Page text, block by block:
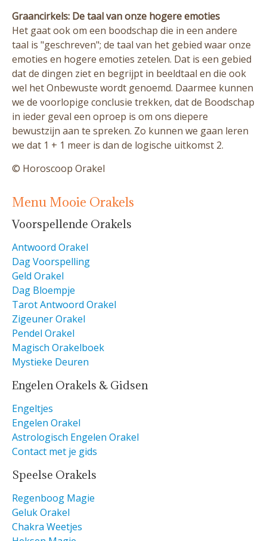
Graancirkels: De taal van onze hogere emoties
Het gaat ook om een boodschap die in een andere
taal is "geschreven"; de taal van het gebied waar onze
emoties en hogere emoties zetelen. Dat is een gebied
dat de dingen ziet en begrijpt in beeldtaal en die ook
wel het Onbewuste wordt genoemd. Daarmee kunnen
we de voorlopige conclusie trekken, dat de Boodschap
in ieder geval een oproep is om ons diepere
bewustzijn aan te spreken. Zo kunnen we gaan leren
we dat 1 + 1 meer is dan de logische uitkomst 2.
© Horoscoop Orakel
Menu Mooie Orakels
Voorspellende Orakels
Antwoord Orakel
Dag Voorspelling
Geld Orakel
Dag Bloempje
Tarot Antwoord Orakel
Zigeuner Orakel
Pendel Orakel
Magisch Orakelboek
Mystieke Deuren
Engelen Orakels & Gidsen
Engeltjes
Engelen Orakel
Astrologisch Engelen Orakel
Contact met je gids
Speelse Orakels
Regenboog Magie
Geluk Orakel
Chakra Weetjes